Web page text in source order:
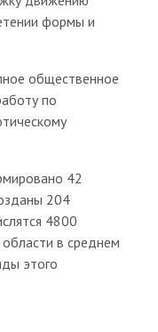
формы и
общественное
по
42
204
4800
в среднем
этого